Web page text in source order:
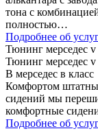
тона с
полностью…
Подробнее об
Тюнинг мерседес v
Тюнинг мерседес v
В мерседес в
Комфортом
сидений мы
комфортные
Подробнее об